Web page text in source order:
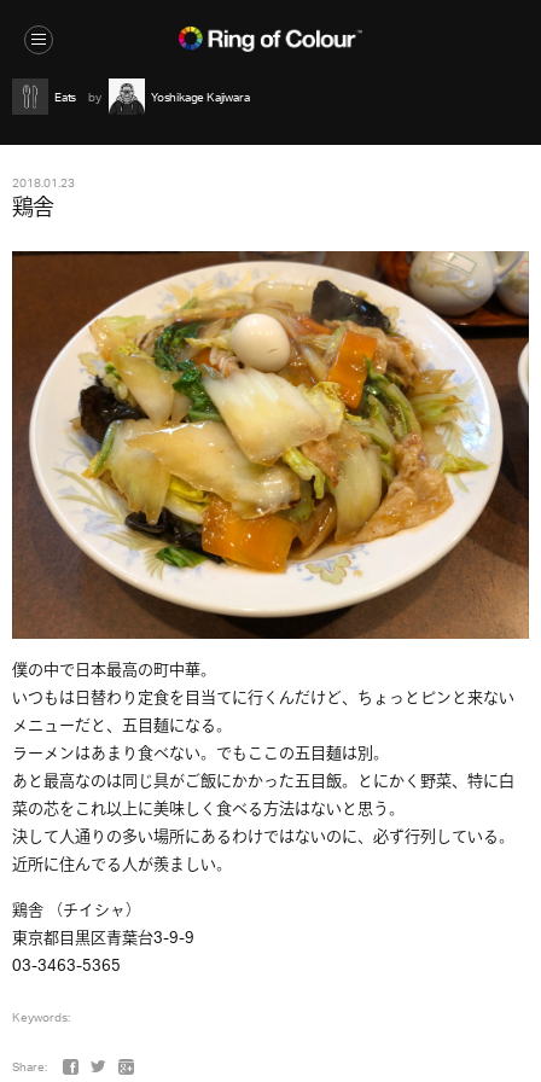
Eats Yoshikage Kajiwara
2018.01.23
鶏舎
僕の中で日本最高の町中華。
いつもは日替わり定食を目当てに行くんだけど、ちょっとピンと来ない
メニューだと、五目麺になる。
ラーメンはあまり食べない。でもここの五目麺は別。
あと最高なのは同じ具がご飯にかかった五目飯。とにかく野菜、特に白
菜の芯をこれ以上に美味しく食べる方法はないと思う。
決して人通りの多い場所にあるわけではないのに、必ず行列している。
近所に住んでる人が羨ましい。
鶏舎 （チイシャ）
東京都目黒区青葉台3-9-9
03-3463-5365
Keywords:
Share: